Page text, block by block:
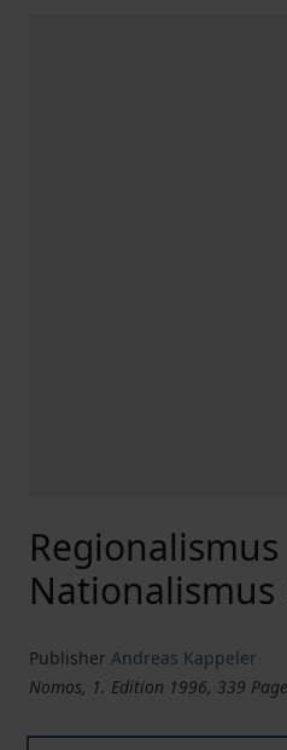
Publisher Andreas Kappeler
Nomos, 1. Edition 1996, 339